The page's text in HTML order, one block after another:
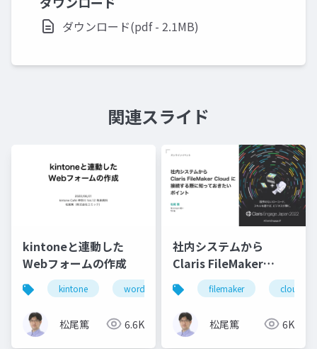
ダウンロード(pdf - 2.1MB)
関連スライド
kintoneと連動した
Webフォームの作成
kintone wordpress
松尾篤 6.6K
社内システムから
Claris FileMaker
Cloud に接続する際に
知っておきたいポイン
ト
filemaker cloud
松尾篤 6K